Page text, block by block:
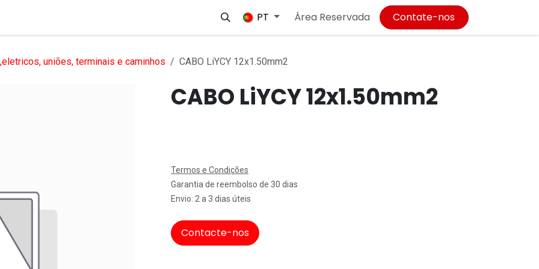
Empregos
PT Área Reservada Contate-nos
uniões, terminais e caminhos CABO LiYCY 12x1.50mm2
CABO LiYCY 12x1.50mm2
Termos e Condições
Garantia de reembolso de 30 dias
Envio: 2 a 3 dias úteis
Contacte-nos